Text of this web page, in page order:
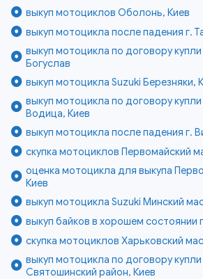
выкуп мотоциклов Оболонь, Киев
выкуп мотоцикла после падения г.
выкуп мотоцикла по договору
Богуслав
выкуп мотоцикла Suzuki Березняки,
выкуп мотоцикла по договору
Водица, Киев
выкуп мотоцикла после падения г.
скупка мотоциклов Первомайский
оценка мотоцикла для выкупа
Киев
выкуп мотоцикла Suzuki Минский
выкуп байков в хорошем состоянии
скупка мотоциклов Харьковский
выкуп мотоцикла по договору
Святошинский район, Киев